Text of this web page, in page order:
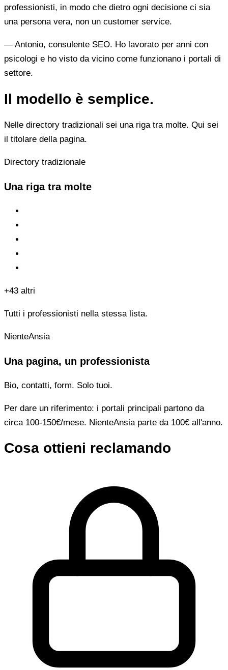
professionisti, in modo che dietro ogni decisione ci sia
una persona vera, non un customer service.
— Antonio, consulente SEO. Ho lavorato per anni con
psicologi e ho visto da vicino come funzionano i portali di
settore.
Il modello è semplice.
Nelle directory tradizionali sei una riga tra molte. Qui sei
il titolare della pagina.
Directory tradizionale
Una riga tra molte
+43 altri
Tutti i professionisti nella stessa lista.
NienteAnsia
Una pagina, un professionista
Bio, contatti, form. Solo tuoi.
Per dare un riferimento: i portali principali partono da
circa 100-150€/mese. NienteAnsia parte da 100€ all'anno.
Cosa ottieni reclamando